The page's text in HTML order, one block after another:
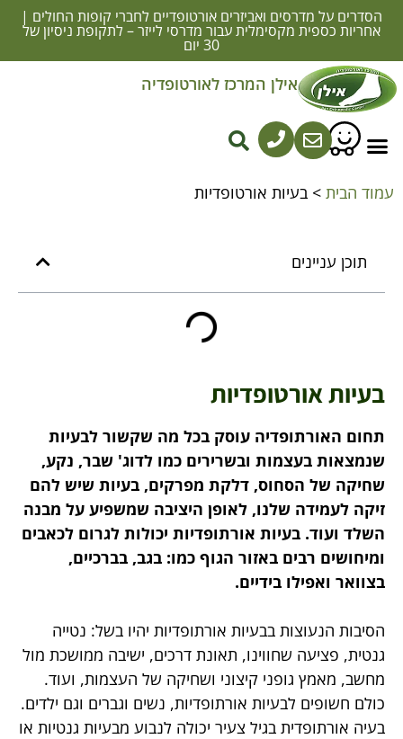
הסדרים על מדרסים ואביזרים אורטופדיים לחברי קופות החולים |
אחריות כספית מקסימלית עבור מדרסי לייזר – לתקופת ניסיון של
30 יום
אילן המרכז לאורטופדיה
עמוד הבית>בעיות אורטופדיות
תוכן עניינים
בעיות אורטופדיות
תחום האורתופדיה עוסק בכל מה שקשור לבעיות
שנמצאות בעצמות ובשרירים כמו לדוג' שבר, נקע,
שחיקה של הסחוס, דלקת מפרקים, בעיות שיש להם
זיקה לעמידה שלנו, לאופן היציבה שמשפיע על מבנה
השלד ועוד. בעיות אורתופדיות יכולות לגרום לכאבים
ומיחושים רבים באזור הגוף כמו: בגב, בברכיים,
בצוואר ואפילו בידיים.
הסיבות הנעוצות בבעיות אורתופדיות יהיו בשל: נטייה
גנטית, פציעה שחווינו, תאונת דרכים, ישיבה ממושכת מול
מחשב, מאמץ גופני קיצוני ושחיקה של העצמות, ועוד.
כולם חשופים לבעיות אורתופדיות, נשים וגברים וגם ילדים.
בעיה אורתופדית בגיל צעיר יכולה לנבוע מבעיות גנטיות או